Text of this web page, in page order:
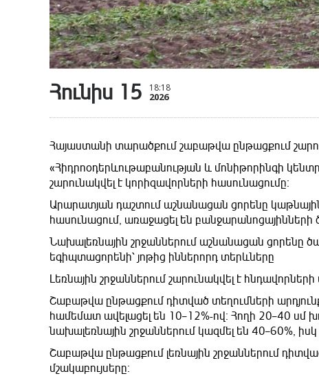
Հունիս 15 18:18
2026
Հայաստանի տարածքում շաբաթվա ընթացքում
«Հիդրոօդերևութաբանության և մոնիթորինգի
շարունակվել է կորիզավորների հասունացումը։
Արարատյան դաշտում աշնանացան ցորենը կաթնային
հասունացում, առաջացել են բանջարանոցայինների
Նախալեռնային շրջաններում աշնանացան ցորենը
եգիպտացորենի՝ յոթից իններորդ տերևները
Լեռնային շրջաններում շարունակվել է
Շաբաթվա ընթացքում դիտված տեղումների
համեմատ ավելացել են 10–12%-ով։ Հողի 20–40 սմ
նախալեռնային շրջաններում կազմել են 40–60%,
Շաբաթվա ընթացքում լեռնային շրջաններում
մշակաբույսերը։